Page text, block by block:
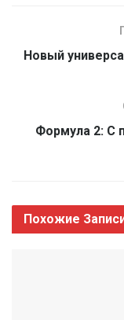
Новый
Формула 2: С
Похожие